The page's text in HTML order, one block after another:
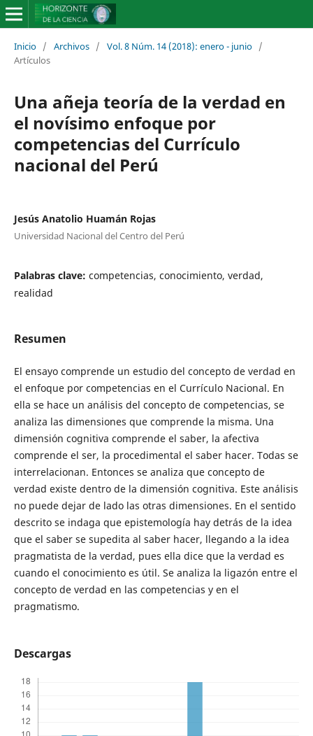
Inicio / Archivos / Vol. 8 Núm. 14 (2018): enero - junio /
Artículos
Una añeja teoría de la verdad en
el novísimo enfoque por
competencias del Currículo
nacional del Perú
Jesús Anatolio Huamán Rojas
Universidad Nacional del Centro del Perú
Palabras clave: competencias, conocimiento, verdad,
realidad
Resumen
El ensayo comprende un estudio del concepto de verdad en
el enfoque por competencias en el Currículo Nacional. En
ella se hace un análisis del concepto de competencias, se
analiza las dimensiones que comprende la misma. Una
dimensión cognitiva comprende el saber, la afectiva
comprende el ser, la procedimental el saber hacer. Todas se
interrelacionan. Entonces se analiza que concepto de
verdad existe dentro de la dimensión cognitiva. Este análisis
no puede dejar de lado las otras dimensiones. En el sentido
descrito se indaga que epistemología hay detrás de la idea
que el saber se supedita al saber hacer, llegando a la idea
pragmatista de la verdad, pues ella dice que la verdad es
cuando el conocimiento es útil. Se analiza la ligazón entre el
concepto de verdad en las competencias y en el
pragmatismo.
Descargas